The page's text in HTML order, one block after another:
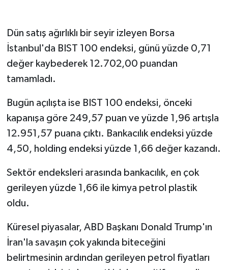
Dün satış ağırlıklı bir seyir izleyen Borsa
İstanbul'da BIST 100 endeksi, günü yüzde 0,71
değer kaybederek 12.702,00 puandan
tamamladı.
Bugün açılışta ise BIST 100 endeksi, önceki
kapanışa göre 249,57 puan ve yüzde 1,96 artışla
12.951,57 puana çıktı. Bankacılık endeksi yüzde
4,50, holding endeksi yüzde 1,66 değer kazandı.
Sektör endeksleri arasında bankacılık, en çok
gerileyen yüzde 1,66 ile kimya petrol plastik
oldu.
Küresel piyasalar, ABD Başkanı Donald Trump'ın
İran'la savaşın çok yakında biteceğini
belirtmesinin ardından gerileyen petrol fiyatları
Sağlık
Seri İlan
Sokak Hayvanlarını Sahiplendirme
Sonsöz Özel
Spor
Vasıta